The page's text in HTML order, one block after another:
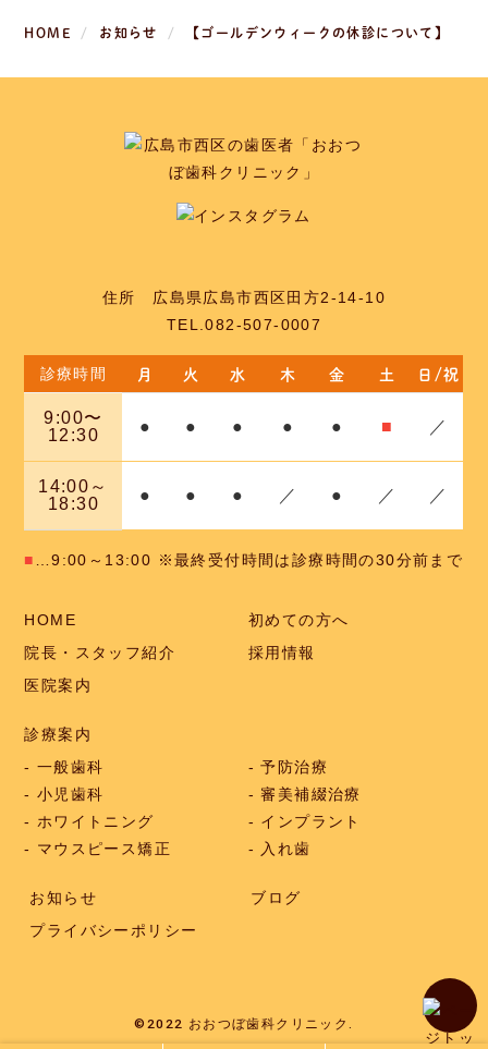
HOME お知らせ 【ゴールデンウィークの休診について】
住所 広島県広島市西区田方2-14-10
TEL.082-507-0007
診療時間 月 火 水 木 金 土 日/祝
9:00〜
12:30
● ● ● ● ● ■ ／
14:00～
18:30
● ● ● ／ ● ／ ／
■ …9:00～13:00 ※最終受付時間は診療時間の30分前まで
HOME
初めての方へ
院長・スタッフ紹介
採用情報
医院案内
診療案内
一般歯科
予防治療
小児歯科
審美補綴治療
ホワイトニング
インプラント
マウスピース矯正
入れ歯
お知らせ
ブログ
プライバシーポリシー
©2022 おおつぼ歯科クリニック.